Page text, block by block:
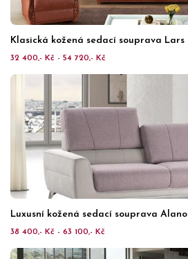
Klasická kožená sedací souprava Lars
32 400,- Kč - 54 720,- Kč
Luxusní kožená sedací souprava Alano
38 400,- Kč - 63 100,- Kč